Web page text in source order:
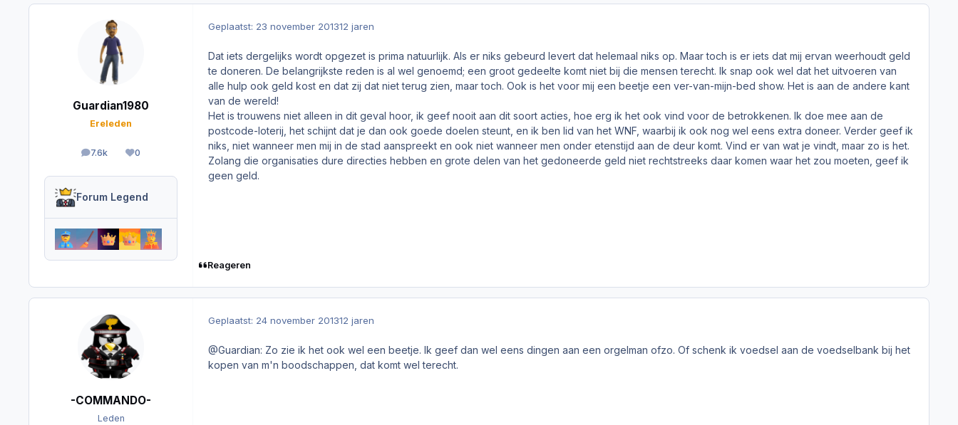
Guardian1980
Ereleden
7.6k
berichten0
Reputation
Forum Legend
Geplaatst: 23 november 201312 jaren
Dat iets dergelijks wordt opgezet is prima natuurlijk. Als er niks gebeurd levert dat helemaal niks op. Maar toch is er iets dat mij ervan weerhoudt geld
te doneren. De belangrijkste reden is al wel genoemd; een groot gedeelte komt niet bij die mensen terecht. Ik snap ook wel dat het uitvoeren van
alle hulp ook geld kost en dat zij dat niet terug zien, maar toch. Ook is het voor mij een beetje een ver-van-mijn-bed show. Het is aan de andere kant
van de wereld!
Het is trouwens niet alleen in dit geval hoor, ik geef nooit aan dit soort acties, hoe erg ik het ook vind voor de betrokkenen. Ik doe mee aan de
postcode-loterij, het schijnt dat je dan ook goede doelen steunt, en ik ben lid van het WNF, waarbij ik ook nog wel eens extra doneer. Verder geef ik
niks, niet wanneer men mij in de stad aanspreekt en ook niet wanneer men onder etenstijd aan de deur komt. Vind er van wat je vindt, maar zo is het.
Zolang die organisaties dure directies hebben en grote delen van het gedoneerde geld niet rechtstreeks daar komen waar het zou moeten, geef ik
geen geld.
Reageren
-COMMANDO-
Leden
Geplaatst: 24 november 201312 jaren
@Guardian: Zo zie ik het ook wel een beetje. Ik geef dan wel eens dingen aan een orgelman ofzo. Of schenk ik voedsel aan de voedselbank bij het
kopen van m'n boodschappen, dat komt wel terecht.